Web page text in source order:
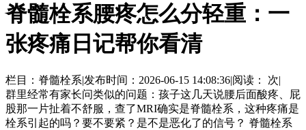
脊髓栓系腰疼怎么分轻重：一
张疼痛日记帮你看清
栏目：脊髓栓系|发布时间：2026-06-15 14:08:36|阅读： 次|
群里经常有家长问类似的问题：孩子这几天说腰后面酸疼、屁
股那一片扯着不舒服，查了MRI确实是脊髓栓系，这种疼痛是
栓系引起的吗？要不要紧？是不是恶化了的信号？ 脊髓栓系